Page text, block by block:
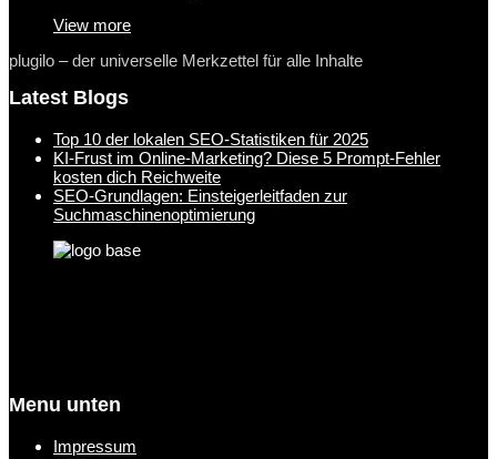
View more
plugilo – der universelle Merkzettel für alle Inhalte
Latest Blogs
Top 10 der lokalen SEO-Statistiken für 2025
KI-Frust im Online-Marketing? Diese 5 Prompt-Fehler
kosten dich Reichweite
SEO-Grundlagen: Einsteigerleitfaden zur
Suchmaschinenoptimierung
Menu unten
Impressum